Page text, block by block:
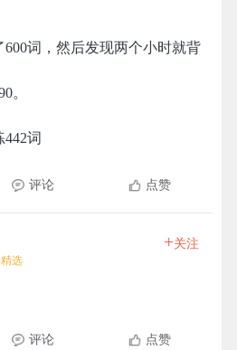
词，然后发现两个小时就背
。
词
评论 点赞
精选
+关注
评论 点赞